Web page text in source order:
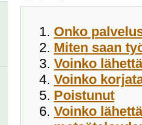
Onko
Miten saan
Voinko
Voinko
Poistunut
Voinko